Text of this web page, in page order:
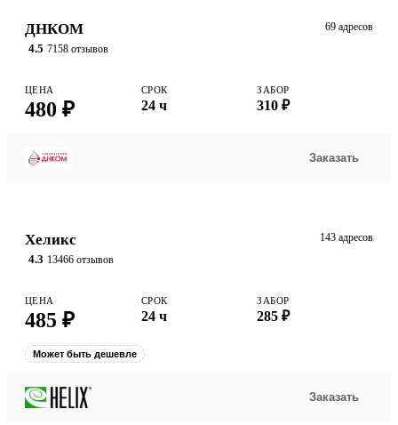
ДНКОМ
4.5 7158 отзывов
69 адресов
ЦЕНА
480 ₽
СРОК
24 ч
ЗАБОР
310 ₽
Заказать
Хеликс
4.3 13466 отзывов
143 адресов
ЦЕНА
485 ₽
СРОК
24 ч
ЗАБОР
285 ₽
Может быть дешевле
Заказать